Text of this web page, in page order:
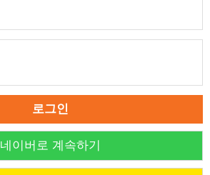
로그인
네이버로 계속하기